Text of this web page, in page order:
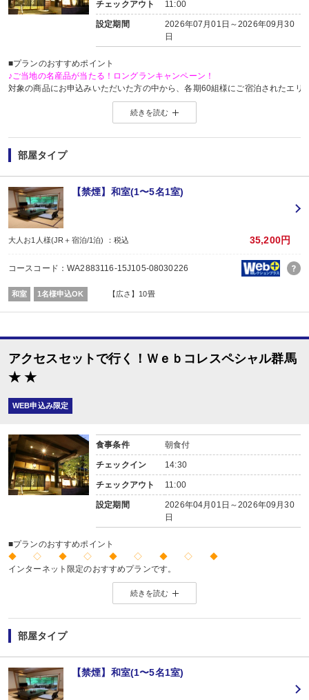
チェックアウト 11:00
設定期間
2026年07月01日～2026年09月30
日
■プランのおすすめポイント
♪ご当地の名産品が当たる！ロングランキャンペーン！
対象の商品にお申込みいただいた方の中から、各期60組様にご宿泊されたエリ
※当選した方には各期終了後の翌月中旬頃にメールにてご連絡いたします。
当選した場合は、ご当地名産品発送のため、お客様の氏名・住所・電話番号
ご当地名産品発送以外の目的では使用いたしません。
※「＠nta.co.jp」よりメールをお送りいたしますので、ドメイン受信設定を
※
ご当地名産品キャンペーンサイト 詳しくはこちら
【連泊がお得♪】
2泊以上でお申し込みできる、お得なプランです。
※1泊でのご予約はできません
※すべての宿泊日が同一条件となります。
【お宿からのお楽しみメニュー】
・ 賀寿の当月内にご宿泊の場合、還暦・喜寿・米寿のお祝いちゃんちゃんこ無
■夕食
場所:
その他（ダイニングホール）
内容:
■朝食
その他（ダイニングホール）
内容:
続きを読む
部屋タイプ
【禁煙】和室(1〜5名1室)
大人お1人様(JR＋宿泊/1泊) ：税込 35,200円
コースコード：WA2883116-15J105-08030226
和室 1名様申込OK 【広さ】10畳
アクセスセットで行く！Ｗｅｂコレスペシャル群馬
★ ★
WEB申込み限定
食事条件 朝食付
チェックイン 14:30
チェックアウト 11:00
設定期間
2026年04月01日～2026年09月30
日
■プランのおすすめポイント
◆ ◇ ◆ ◇ ◆ ◇ ◆ ◇ ◆
インターネット限定のおすすめプランです。
※店頭・電話・メールでのお問合せや申込みは出来ません。
◆ ◇ ◆ ◇ ◆ ◇ ◆ ◇ ◆
【お宿からのお楽しみメニュー】
・賀寿の当月内にご宿泊の場合、還暦・喜寿・米寿のお祝いちゃんちゃんこ無
※証明できるものをお持ちください。
※予約条件入力の画面でチェックを入れて下さい。
■夕食
なし
■朝食
場所:
続きを読む
部屋タイプ
【禁煙】和室(1〜5名1室)